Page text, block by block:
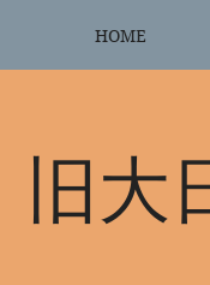
HOME
旧大